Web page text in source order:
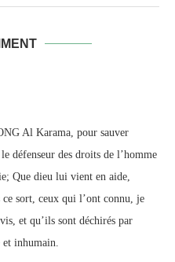
Al Karama, pour sauver
défenseur des droits de l’homme
Que dieu lui vient en aide,
sort, ceux qui l’ont connu, je
et qu’ils sont déchirés par
et inhumain.